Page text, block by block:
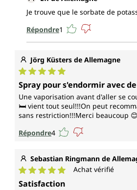
Je trouve que le sorbate de
Répondre1
Jörg Küsters de Allemagne
Note moyenne de 5 sur 5 étoiles
Spray pour s'endormir avec
Une vaporisation avant d'aller se
🛏️ vient tout seul!!!On peut
sans restriction!!!Merci beaucoup 😊
Répondre4
Sebastian Ringmann de
Note moyenne de 5 sur 5 étoiles
Achat vérifié
Satisfaction